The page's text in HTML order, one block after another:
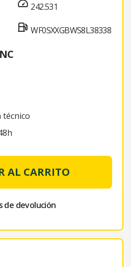
242.531
WF0SXXGBWS8L38338
técnico
AL CARRITO
de devolución